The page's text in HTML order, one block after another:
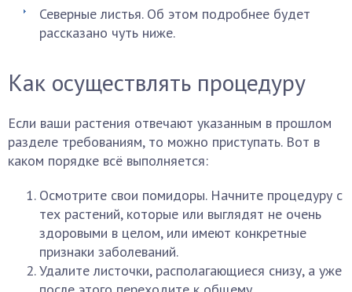
Северные листья. Об этом подробнее будет
рассказано чуть ниже.
Как осуществлять процедуру
Если ваши растения отвечают указанным в прошлом
разделе требованиям, то можно приступать. Вот в
каком порядке всё выполняется:
Осмотрите свои помидоры. Начните процедуру с
тех растений, которые или выглядят не очень
здоровыми в целом, или имеют конкретные
признаки заболеваний.
Удалите листочки, располагающиеся снизу, а уже